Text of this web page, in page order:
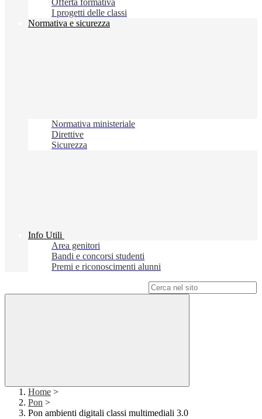
Offerta formativa
I progetti delle classi
Normativa e sicurezza
Normativa ministeriale
Direttive
Sicurezza
Info Utili
Area genitori
Bandi e concorsi studenti
Premi e riconoscimenti alunni
Home >
Pon >
Pon ambienti digitali classi multimediali 3.0